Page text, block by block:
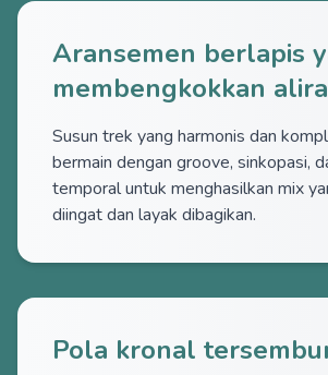
Aransemen berlapis
membengkokkan
Susun trek yang harmonis dan
bermain dengan groove, sinkopasi,
temporal untuk menghasilkan mix
diingat dan layak dibagikan.
Pola kronal